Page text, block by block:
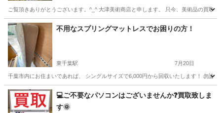
ご覧頂きありがとうございます。^_^ 大津美術商店と申します。 只今、美術品の買取
千葉 鎌ケ谷市 不用品買取 無料
不用なスプリングマットレスでお困りの方！
東千葉駅 7月20日
千葉市内にお住まいであれば、 シングルサイズで6,000円から回収いたします！ 勿論
千葉 千葉市 東千葉駅 不用品回収 料金
💻ご不要なパソコンはございませんか❓買取致しま
す🌞